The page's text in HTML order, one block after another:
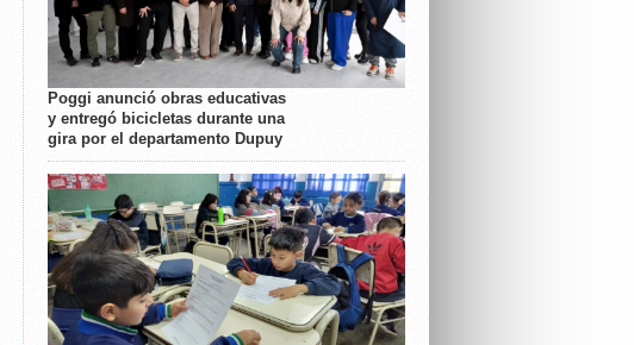
Poggi anunció obras educativas
y entregó bicicletas durante una
gira por el departamento Dupuy